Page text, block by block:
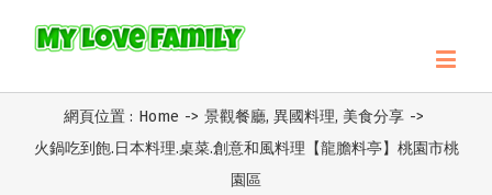
網頁位置 : Home -> 景觀餐廳, 異國料理, 美食分享 ->
火鍋吃到飽.日本料理.桌菜.創意和風料理【龍膽料亭】桃園市桃
園區